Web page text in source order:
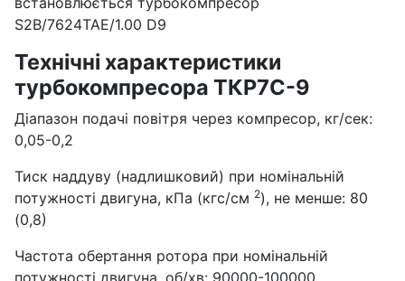
S2B/7624TAE/1.00 D9
Технічні характеристики
турбокомпресора ТКР7С-9
Діапазон подачі повітря через компресор, кг/сек:
0,05-0,2
Тиск наддуву (надлишковий) при номінальній
потужності двигуна, кПа (кгс/см 2), не менше: 80
(0,8)
Частота обертання ротора при номінальній